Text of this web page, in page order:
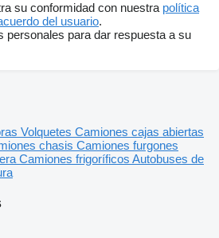
su conformidad con nuestra política
del usuario.
personales para dar respuesta a su
Volquetes Camiones cajas abiertas
chasis Camiones furgones
Camiones frigoríficos Autobuses de